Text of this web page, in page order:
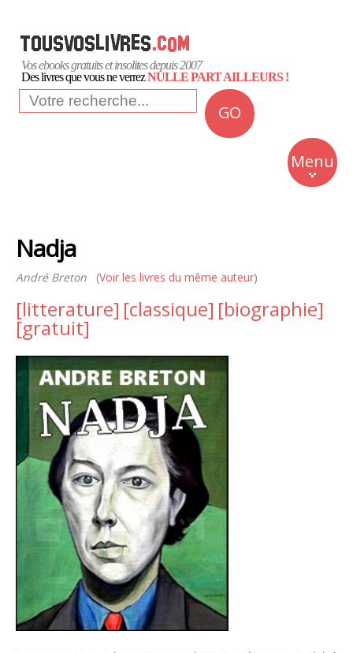
Vos ebooks gratuits et insolites depuis 2007
Des livres que vous ne verrezNULLE PART AILLEURS !
GO
Menu
Insolite
Business
Quotidien
Nadja
André Breton (Voir les livres du même auteur)
[litterature] [classique] [biographie]
[gratuit]